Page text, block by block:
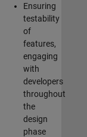
Ensuring
testability
of
features,
engaging
with
developers
throughout
the
design
phase